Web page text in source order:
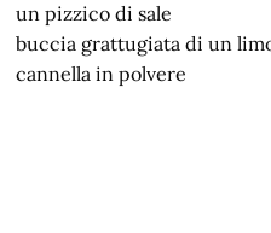
un pizzico di sale
buccia grattugiata di un
cannella in polvere